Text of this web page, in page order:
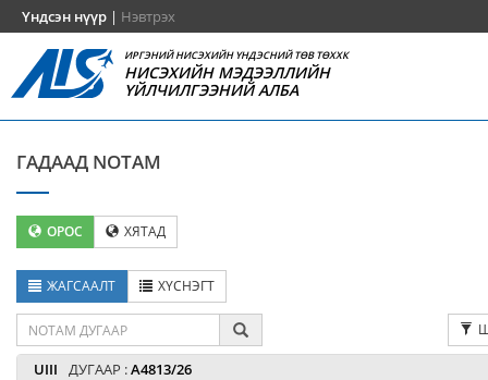
Үндсэн нүүр | Нэвтрэх
ИРГЭНИЙ НИСЭХИЙН ҮНДЭСНИЙ ТӨВ ТӨХХК
НИСЭХИЙН МЭДЭЭЛЛИЙН
ҮЙЛЧИЛГЭЭНИЙ АЛБА
ГАДААД NOTAM
ОРОС ХЯТАД
ЖАГСААЛТ ХҮСНЭГТ
UIII ДУГААР :A4813/26